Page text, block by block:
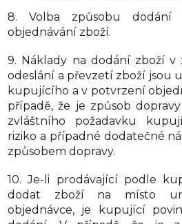
8.Volba způsobu
objednávání zboží.
9. Náklady na dodání zboží v
odeslání a převzetí zboží jsou
kupujícího a v potvrzení
případě, že je způsob
zvláštního požadavku
riziko a případné dodatečné
způsobem dopravy.
10. Je-li prodávající podle
dodat zboží na místo
objednávce, je kupující